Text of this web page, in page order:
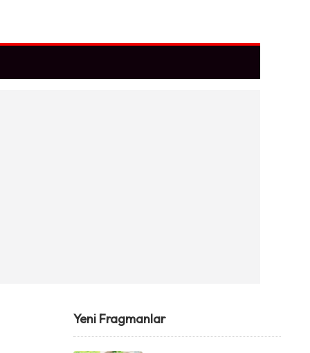
Yeni Fragmanlar